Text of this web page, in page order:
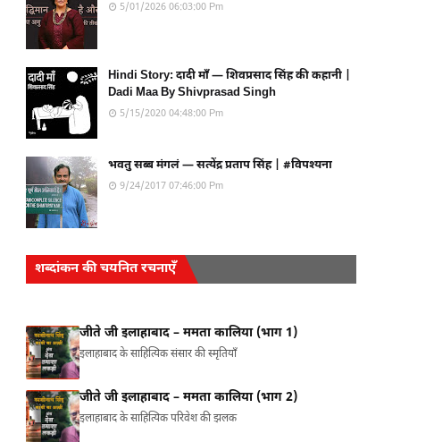
5/01/2026 06:03:00 Pm
Hindi Story: दादी माँ — शिवप्रसाद सिंह की कहानी |
Dadi Maa By Shivprasad Singh
5/15/2020 04:48:00 Pm
भवतु सब्ब मंगलं — सत्येंद्र प्रताप सिंह | #विपश्यना
9/24/2017 07:46:00 Pm
शब्दांकन की चयनित रचनाएँ
जीते जी इलाहाबाद – ममता कालिया (भाग 1)
इलाहाबाद के साहित्यिक संसार की स्मृतियाँ
जीते जी इलाहाबाद – ममता कालिया (भाग 2)
इलाहाबाद के साहित्यिक परिवेश की झलक